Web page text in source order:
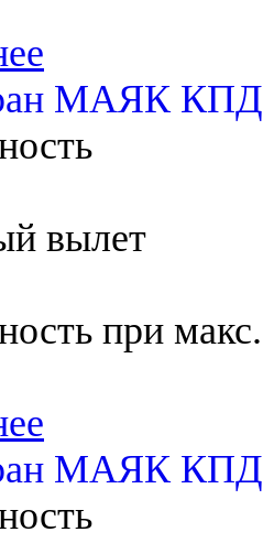
МАЯК КПД
вылет
при
МАЯК КПД